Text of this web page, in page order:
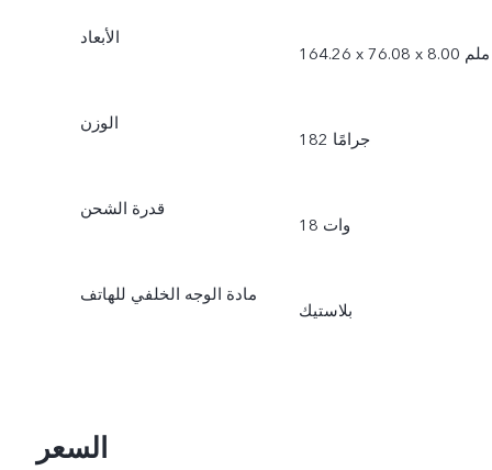
الأبعاد
164.26 x 76.08 x 8.00 ملم
الوزن
182 جرامًا
قدرة الشحن
18 وات
مادة الوجه الخلفي للهاتف
بلاستيك
السعر